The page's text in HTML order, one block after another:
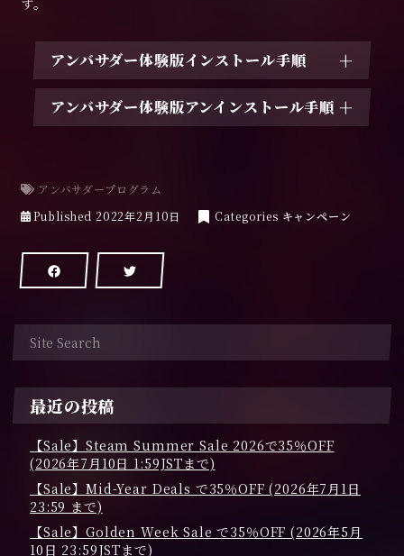
アンバサダー体験版インストール手順
アンバサダー体験版アンインストール手順
アンバサダープログラム
Published 2022年2月10日
月
1
Categories キャンペーン
最近の投稿
【Sale】Steam Summer Sale 2026で35％OFF
(2026年7月10日 1:59JSTまで)
【Sale】Mid-Year Deals で35％OFF (2026年7月1日
23:59 まで)
【Sale】Golden Week Sale で35％OFF (2026年5月
10日 23:59JSTまで)